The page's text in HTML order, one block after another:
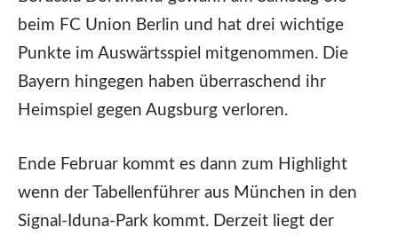
beim FC Union Berlin und hat drei wichtige
Punkte im Auswärtsspiel mitgenommen. Die
Bayern hingegen haben überraschend ihr
Heimspiel gegen Augsburg verloren.
Ende Februar kommt es dann zum Highlight
wenn der Tabellenführer aus München in den
Signal-Iduna-Park kommt. Derzeit liegt der